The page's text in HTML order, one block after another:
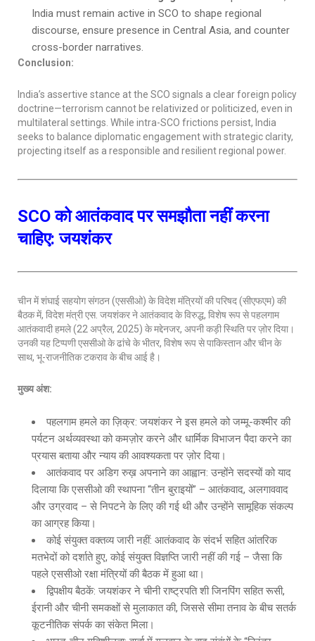
India must remain active in SCO to shape regional
discourse, ensure presence in Central Asia, and counter
cross-border narratives.
Conclusion:
India’s assertive stance at the SCO signals a clear foreign policy
doctrine—terrorism cannot be relativized or politicized, even in
multilateral settings. While intra-SCO frictions persist, India
seeks to balance diplomatic engagement with strategic clarity,
projecting itself as a responsible and resilient regional power.
SCO को आतंकवाद पर समझौता नहीं करना
चाहिए: जयशंकर
चीन में शंघाई सहयोग संगठन (एससीओ) के विदेश मंत्रियों की परिषद (सीएफएम) की
बैठक में, विदेश मंत्री एस. जयशंकर ने आतंकवाद के विरुद्ध, विशेष रूप से पहलगाम
आतंकवादी हमले (22 अप्रैल, 2025) के मद्देनजर, अपनी कड़ी स्थिति पर ज़ोर दिया।
उनकी यह टिप्पणी एससीओ के ढांचे के भीतर, विशेष रूप से पाकिस्तान और चीन के
साथ, भू-राजनीतिक टकराव के बीच आई है।
मुख्य अंश:
पहलगाम हमले का ज़िक्र: जयशंकर ने इस हमले को जम्मू-कश्मीर की
पर्यटन अर्थव्यवस्था को कमज़ोर करने और धार्मिक विभाजन पैदा करने का
प्रयास बताया और न्याय की आवश्यकता पर ज़ोर दिया।
आतंकवाद पर अडिग रुख़ अपनाने का आह्वान: उन्होंने सदस्यों को याद
दिलाया कि एससीओ की स्थापना “तीन बुराइयों” – आतंकवाद, अलगाववाद
और उग्रवाद – से निपटने के लिए की गई थी और उन्होंने सामूहिक संकल्प
का आग्रह किया।
कोई संयुक्त वक्तव्य जारी नहीं: आतंकवाद के संदर्भ सहित आंतरिक
मतभेदों को दर्शाते हुए, कोई संयुक्त विज्ञप्ति जारी नहीं की गई – जैसा कि
पहले एससीओ रक्षा मंत्रियों की बैठक में हुआ था।
द्विपक्षीय बैठकें: जयशंकर ने चीनी राष्ट्रपति शी जिनपिंग सहित रूसी,
ईरानी और चीनी समकक्षों से मुलाकात की, जिससे सीमा तनाव के बीच सतर्क
कूटनीतिक संपर्क का संकेत मिला।